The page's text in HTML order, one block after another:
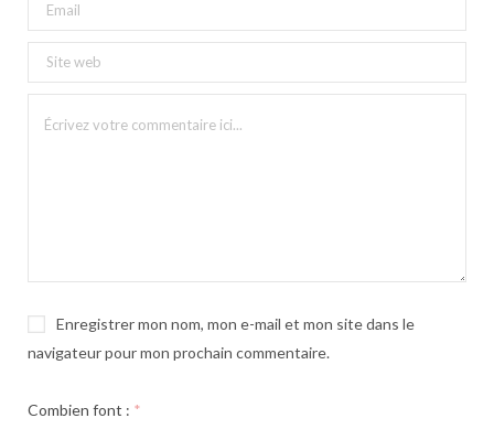
Enregistrer mon nom, mon e-mail et mon site dans le
navigateur pour mon prochain commentaire.
Combien font : *